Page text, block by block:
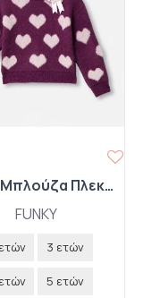
FUNKY
FUNKY Μπλούζα Πλεκτή με Καρδούλες 227-710113-1 Cameo-Ροζ Πούδρας
3 ετών
5 ετών